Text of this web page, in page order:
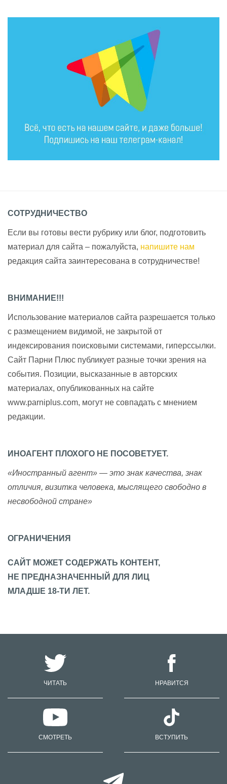
СОТРУДНИЧЕСТВО
Если вы готовы вести рубрику или блог, подготовить
материал для сайта – пожалуйста, напишите нам
редакция сайта заинтересована в сотрудничестве!
ВНИМАНИЕ!!!
Использование материалов сайта разрешается только
с размещением видимой, не закрытой от
индексирования поисковыми системами, гиперссылки.
Сайт Парни Плюс публикует разные точки зрения на
события. Позиции, высказанные в авторских
материалах, опубликованных на сайте
www.parniplus.com, могут не совпадать с мнением
редакции.
ИНОАГЕНТ ПЛОХОГО НЕ ПОСОВЕТУЕТ.
«Иностранный агент» — это знак качества, знак
отличия, визитка человека, мыслящего свободно в
несвободной стране»
ОГРАНИЧЕНИЯ
САЙТ МОЖЕТ СОДЕРЖАТЬ КОНТЕНТ,
НЕ ПРЕДНАЗНАЧЕННЫЙ ДЛЯ ЛИЦ
МЛАДШЕ 18-ТИ ЛЕТ.
ЧИТАТЬ НРАВИТСЯ
СМОТРЕТЬ ВСТУПИТЬ